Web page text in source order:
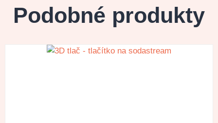
Podobné produkty